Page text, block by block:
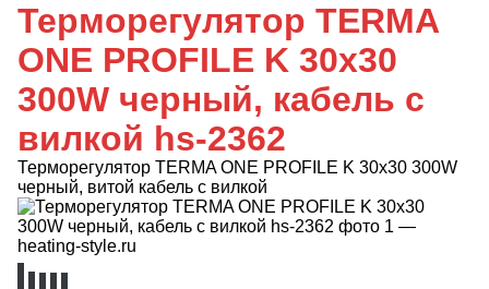
Терморегулятор TERMA
ONE PROFILE K 30x30
300W черный, кабель с
вилкой hs-2362
Терморегулятор TERMA ONE PROFILE K 30x30 300W
черный, витой кабель с вилкой